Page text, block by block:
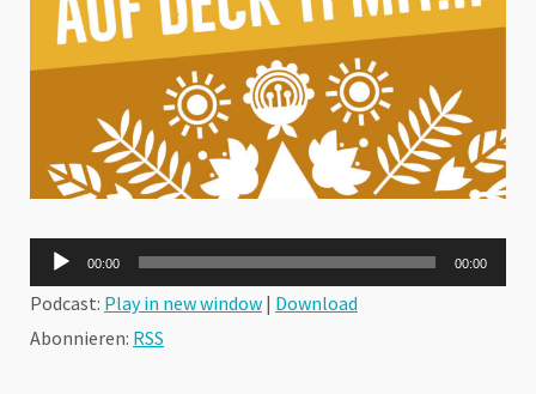
Audio-
Player
00:00 00:00
Podcast: Play in new window | Download
Abonnieren: RSS